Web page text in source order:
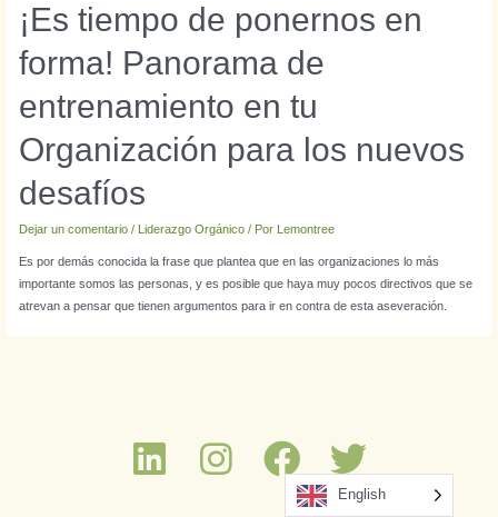
¡Es tiempo de ponernos en
forma! Panorama de
entrenamiento en tu
Organización para los nuevos
desafíos
Dejar un comentario / Liderazgo Orgánico/ Por Lemontree
Es por demás conocida la frase que plantea que en las organizaciones lo más
importante somos las personas, y es posible que haya muy pocos directivos que se
atrevan a pensar que tienen argumentos para ir en contra de esta aseveración.
English